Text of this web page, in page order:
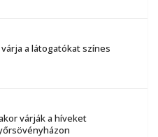
a látogatókat színes
várják a híveket